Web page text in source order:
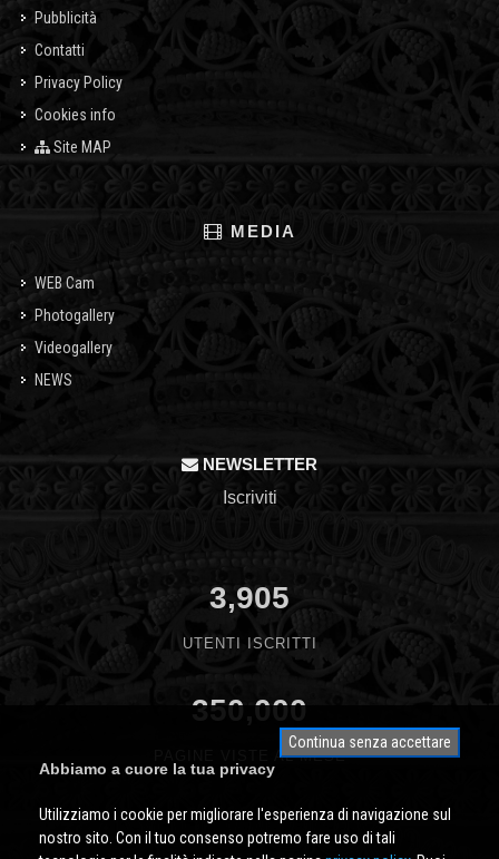
Pubblicità
Contatti
Privacy Policy
Cookies info
Site MAP
MEDIA
WEB Cam
Photogallery
Videogallery
NEWS
NEWSLETTER
Iscriviti
3,905
UTENTI ISCRITTI
350,000
PAGINE VISTE AL MESE
Continua senza accettare
Abbiamo a cuore la tua privacy
Utilizziamo i cookie per migliorare l'esperienza di navigazione sul
nostro sito. Con il tuo consenso potremo fare uso di tali